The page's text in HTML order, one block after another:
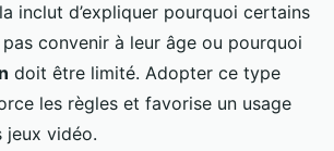
inclut d’expliquer pourquoi certains
convenir à leur âge ou pourquoi
doit être limité. Adopter ce type
les règles et favorise un usage
jeux vidéo.